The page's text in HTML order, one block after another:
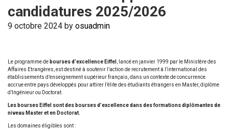
candidatures 2025/2026
9 octobre 2024 by osuadmin
Le programme de bourses d’excellence Eiffel
, lancé en janvier 1999 par le Ministère des
Affaires Etrangères, est destiné à soutenir l’action de recrutement à l’international des
établissements d’enseignement supérieur français, dans un contexte de concurrence
accrue entre pays développés pour attirer l’élite des étudiants étrangers en Master, diplôme
d’Ingénieur ou Doctorat.
Les bourses Eiffel sont des bourses d’excellence dans des formations diplômantes de
niveau Master et en Doctorat.
Les domaines éligibles sont :